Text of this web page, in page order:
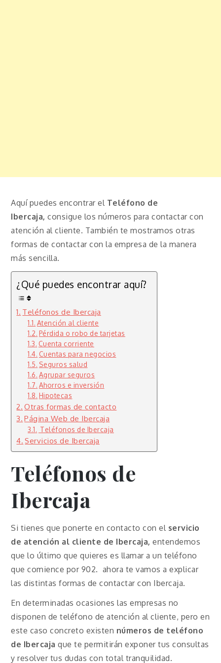
Aquí puedes encontrar el Teléfono de
Ibercaja,consigue los números para contactar con
atención al cliente. También te mostramos otras
formas de contactar con la empresa de la manera
más sencilla.
¿Qué puedes encontrar aquí?
Teléfonos de Ibercaja
Atención al cliente
Pérdida o robo de tarjetas
Cuenta corriente
Cuentas para negocios
Seguros salud
Agrupar seguros
Ahorros e inversión
Hipotecas
Otras formas de contacto
Página Web de Ibercaja
Teléfonos de Ibercaja
Servicios de Ibercaja
Teléfonos de
Ibercaja
Si tienes que ponerte en contacto con el servicio
de atención al cliente de Ibercaja, entendemos
que lo último que quieres es llamar a un teléfono
que comience por 902. ahora te vamos a explicar
las distintas formas de contactar con Ibercaja.
En determinadas ocasiones las empresas no
disponen de teléfono de atención al cliente, pero en
este caso concreto existen números de teléfono
de Ibercajaque te permitirán exponer tus consultas
y resolver tus dudas con total tranquilidad.